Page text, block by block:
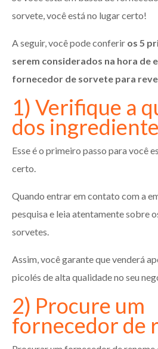
sorvete, você está no lugar certo!
A seguir, você pode conferir os 5
serem considerados na hora de
fornecedor de sorvete para
1) Verifique a
dos
Esse é o primeiro passo para você
certo.
Quando entrar em contato com a
pesquisa e leia atentamente sobre
sorvetes.
Assim, você garante que venderá
picolés de alta qualidade no seu
2) Procure um
fornecedor de